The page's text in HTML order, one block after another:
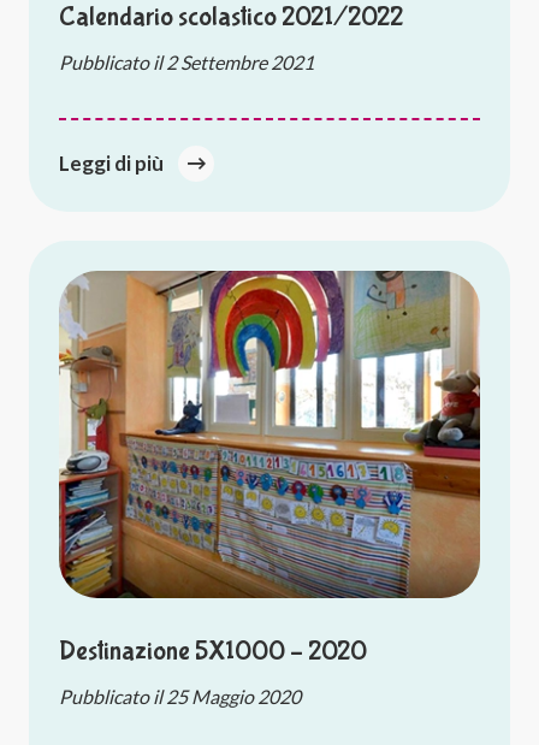
Calendario scolastico 2021/2022
Pubblicato il2 Settembre 2021
Leggi di più
Destinazione 5X1000 – 2020
Pubblicato il25 Maggio 2020